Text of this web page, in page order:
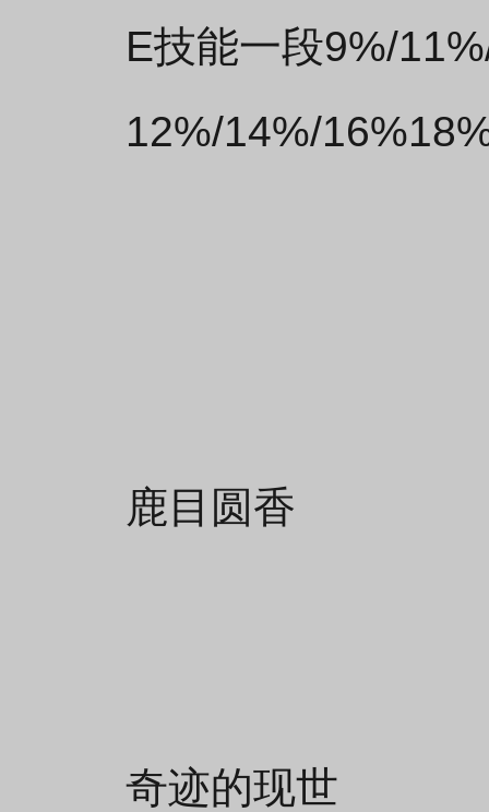
E技能一段9%/
12%/14%/
鹿目圆香
奇迹的现世